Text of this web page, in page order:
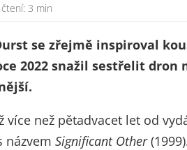
3 min
se zřejmě inspiroval
2022 snažil sestřelit
více než pětadvacet let od
názvem Significant Other